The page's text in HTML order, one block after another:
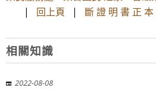
| 回上頁 | 斷 證 明 書 正
相關知識
2022-08-08